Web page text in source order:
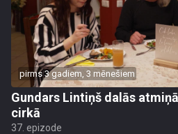
pirms 3 gadiem, 3 mēnešiem
Gundars Lintiņš dalās
cirkā
37. epizode